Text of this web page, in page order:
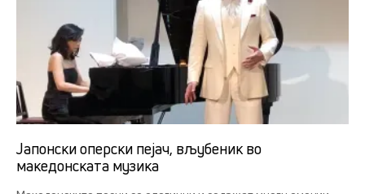
Јапонски оперски пејач, вљубеник во
македонската музика